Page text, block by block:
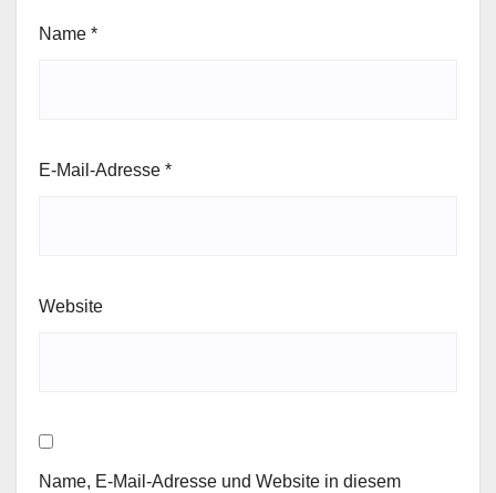
Name *
E-Mail-Adresse *
Website
Name, E-Mail-Adresse und Website in diesem